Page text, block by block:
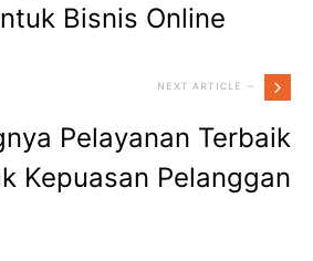
Bisnis Online
NEXT ARTICLE —
Pelayanan Terbaik
Kepuasan Pelanggan